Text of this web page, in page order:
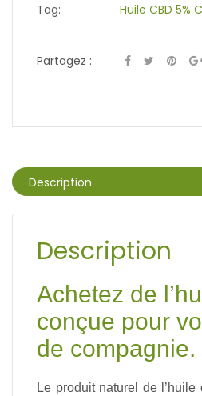
Tag:
Huile CBD 5%
Partagez :
Description
Description
Achetez de
conçue pour
de compagnie.
Le produit naturel de